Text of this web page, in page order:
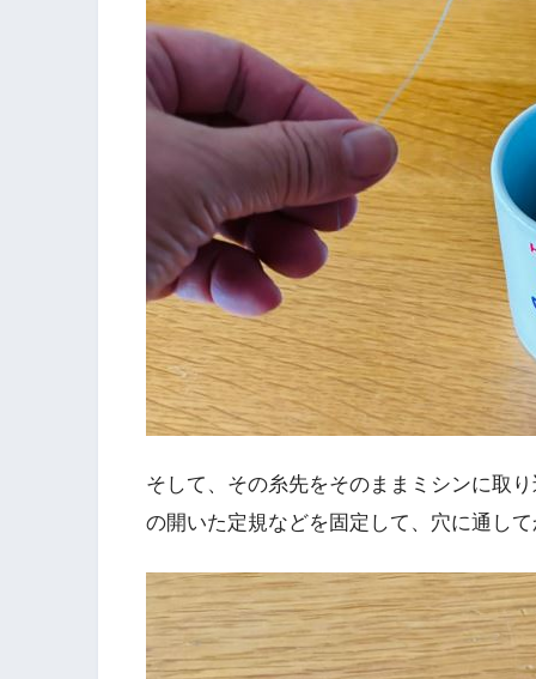
そして、その糸先をそのままミシンに取
の開いた定規などを固定して、穴に通し